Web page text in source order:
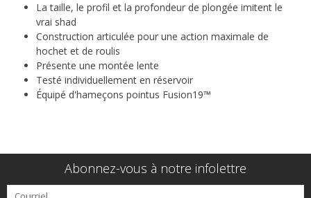
La taille, le profil et la profondeur de plongée imitent le
vrai shad
Construction articulée pour une action maximale de
hochet et de roulis
Présente une montée lente
Testé individuellement en réservoir
Équipé d'hameçons pointus Fusion19™
Abonnez-vous à notre infolettre